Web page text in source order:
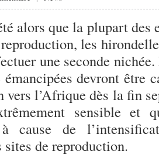
alors que la plupart des
les
une seconde
émancipées devront être
l’Afrique dès la fin
sensible et
à cause de
de reproduction.